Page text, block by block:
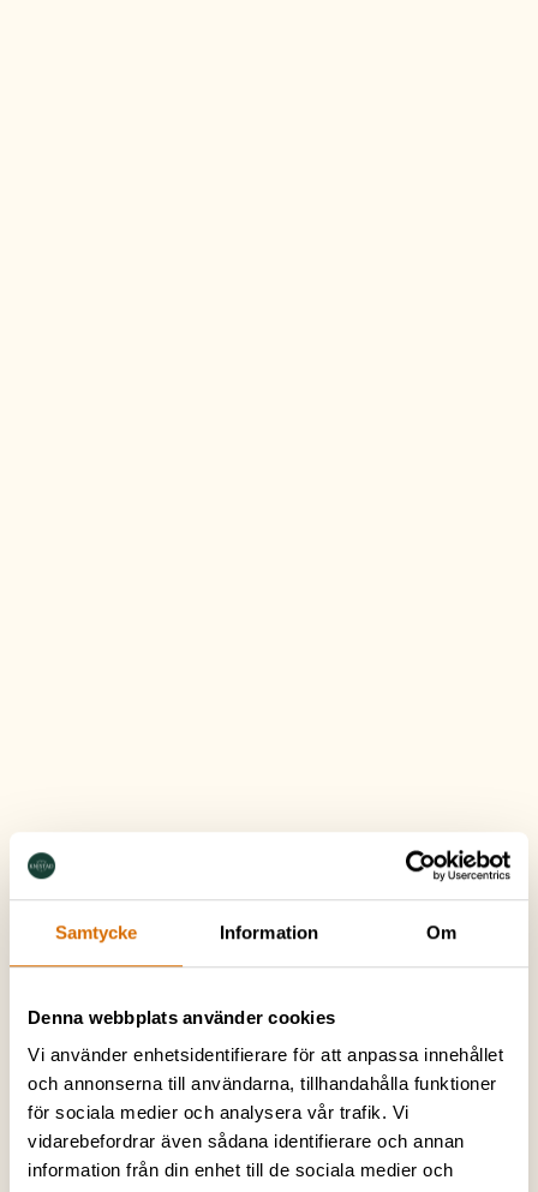
Samtycke Information Om
Denna webbplats använder cookies
Vi använder enhetsidentifierare för att anpassa innehållet
och annonserna till användarna, tillhandahålla funktioner
för sociala medier och analysera vår trafik. Vi
vidarebefordrar även sådana identifierare och annan
information från din enhet till de sociala medier och